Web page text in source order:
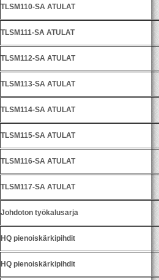
TLSM110-SA ATULAT
TLSM111-SA ATULAT
TLSM112-SA ATULAT
TLSM113-SA ATULAT
TLSM114-SA ATULAT
TLSM115-SA ATULAT
TLSM116-SA ATULAT
TLSM117-SA ATULAT
Johdoton työkalusarja
HQ pienoiskärkipihdit
HQ pienoiskärkipihdit